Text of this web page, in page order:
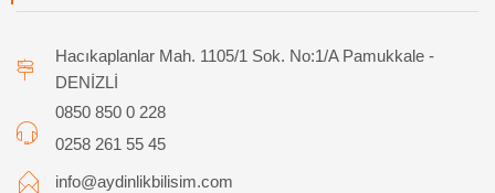
Hacıkaplanlar Mah. 1105/1 Sok. No:1/A Pamukkale -
DENİZLİ
0850 850 0 228
0258 261 55 45
info@aydinlikbilisim.com